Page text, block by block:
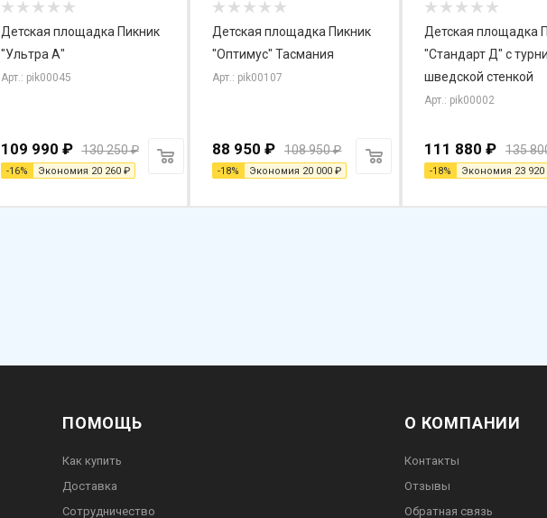
Детская площадка Пикник
"Ультра А"
Арт.: pik00045
109 990 ₽ 130 250₽
-16% Экономия 20 260₽
Детская площадка Пикник
"Оптимус" Тасмания
Арт.: pik00107
88 950 ₽ 108 950₽
-18% Экономия 20 000 ₽
Детская площадка
"Стандарт Д" с
шведской стенкой
Арт.: pik00002
111 880 ₽ 135
-18% Экономия 23 920
ПОМОЩЬ
Как купить
Доставка
Сотрудничество
О КОМПАНИИ
Контакты
Отзывы
Обратная связь